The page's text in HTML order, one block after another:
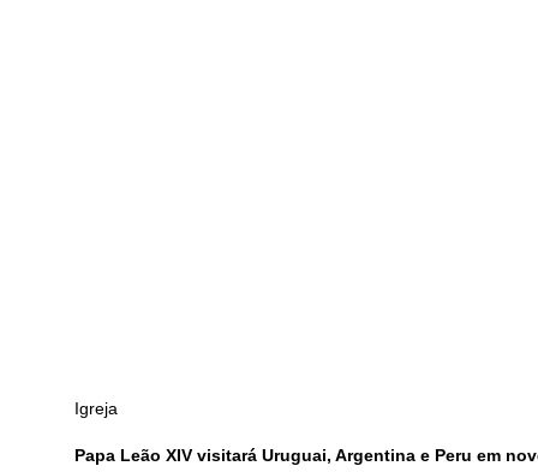
Igreja
Papa Leão XIV visitará Uruguai, Argentina e Peru em